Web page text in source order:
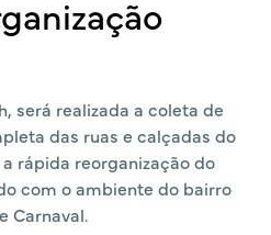
será realizada a coleta de
das ruas e calçadas do
rápida reorganização do
com o ambiente do bairro
Carnaval.